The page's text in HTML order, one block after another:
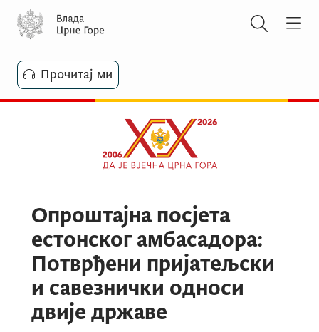
Прочитај ми
Опроштајна посјета
естонског амбасадора:
Потврђени пријатељски
и савезнички односи
двије државе